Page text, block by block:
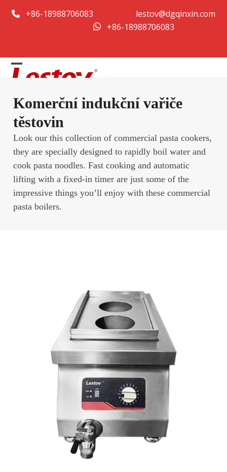
+86-18988706083
lestov@dgqinxin.com
+86-18988706083
Open
menu
Close
menu
Komerční indukční vařiče
těstovin
Look our this collection of commercial pasta cookers,
they are specially designed to rapidly boil water and
cook pasta noodles. Fast cooking and automatic
lifting with a fixed-in timer are just some of the
impressive things you’ll enjoy with these commercial
pasta boilers.